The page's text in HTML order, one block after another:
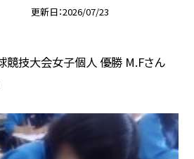
更新日 2026/07/23
競技大会女子個人 優勝 M.Fさん